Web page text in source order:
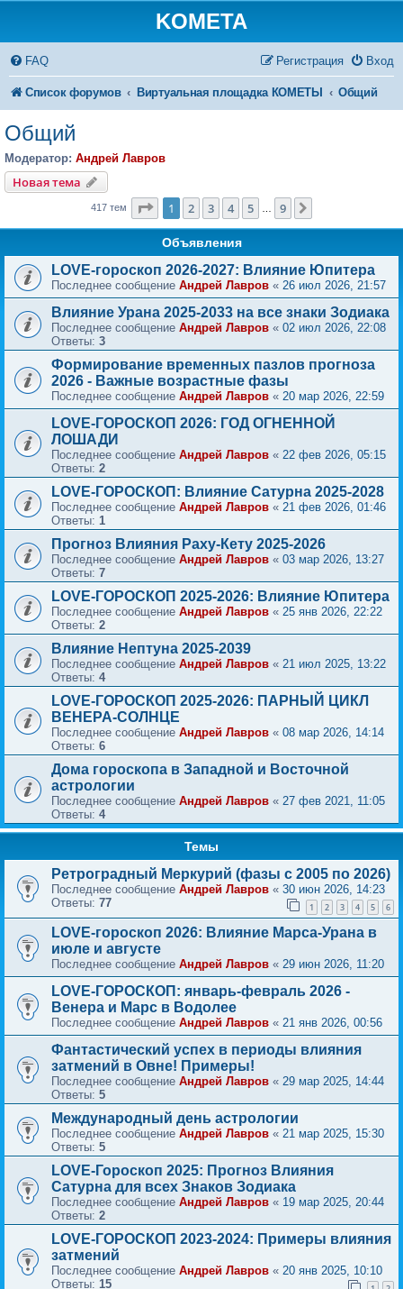
KOMETA
FAQ Вход
Регистрация
Список форумов Виртуальная площадка КОМЕТЫ Общий
Общий
Модератор: Андрей Лавров
Новая тема
417 тем Страница из
1 2 3 4 5 9
Объявления
LOVE-гороскоп 2026-2027: Влияние Юпитера
Последнее сообщение Андрей Лавров « 26 июл 2026, 21:57
Влияние Урана 2025-2033 на все знаки Зодиака
Последнее сообщение Андрей Лавров « 02 июл 2026, 22:08
Ответы: 3
Формирование временных пазлов прогноза
2026 - Важные возрастные фазы
Последнее сообщение Андрей Лавров « 20 мар 2026, 22:59
LOVE-ГОРОСКОП 2026: ГОД ОГНЕННОЙ
ЛОШАДИ
Последнее сообщение Андрей Лавров « 22 фев 2026, 05:15
Ответы: 2
LOVE-ГОРОСКОП: Влияние Сатурна 2025-2028
Последнее сообщение Андрей Лавров « 21 фев 2026, 01:46
Ответы: 1
Прогноз Влияния Раху-Кету 2025-2026
Последнее сообщение Андрей Лавров « 03 мар 2026, 13:27
Ответы: 7
LOVE-ГОРОСКОП 2025-2026: Влияние Юпитера
Последнее сообщение Андрей Лавров « 25 янв 2026, 22:22
Ответы: 2
Влияние Нептуна 2025-2039
Последнее сообщение Андрей Лавров « 21 июл 2025, 13:22
Ответы: 4
LOVE-ГОРОСКОП 2025-2026: ПАРНЫЙ ЦИКЛ
ВЕНЕРА-СОЛНЦЕ
Последнее сообщение Андрей Лавров « 08 мар 2026, 14:14
Ответы: 6
Дома гороскопа в Западной и Восточной
астрологии
Последнее сообщение Андрей Лавров « 27 фев 2021, 11:05
Ответы: 4
Темы
Ретроградный Меркурий (фазы с 2005 по 2026)
Последнее сообщение Андрей Лавров « 30 июн 2026, 14:23
Ответы: 77 1 2 3 4 5 6
LOVE-гороскоп 2026: Влияние Марса-Урана в
июле и августе
Последнее сообщение Андрей Лавров « 29 июн 2026, 11:20
LOVE-ГОРОСКОП: январь-февраль 2026 -
Венера и Марс в Водолее
Последнее сообщение Андрей Лавров « 21 янв 2026, 00:56
Фантастический успех в периоды влияния
затмений в Овне! Примеры!
Последнее сообщение Андрей Лавров « 29 мар 2025, 14:44
Ответы: 5
Международный день астрологии
Последнее сообщение Андрей Лавров « 21 мар 2025, 15:30
Ответы: 5
LOVE-Гороскоп 2025: Прогноз Влияния
Сатурна для всех Знаков Зодиака
Последнее сообщение Андрей Лавров « 19 мар 2025, 20:44
Ответы: 2
LOVE-ГОРОСКОП 2023-2024: Примеры влияния
затмений
Последнее сообщение Андрей Лавров « 20 янв 2025, 10:10
Ответы: 15